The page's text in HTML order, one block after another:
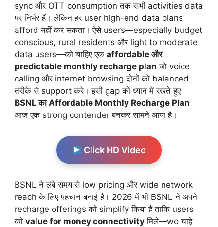
sync और OTT consumption तक सभी activities data
पर निर्भर हैं। लेकिन हर user high-end data plans
afford नहीं कर सकता। ऐसे users—especially budget
conscious, rural residents और light to moderate
data users—को चाहिए एक affordable और
predictable monthly recharge plan जो voice
calling और internet browsing दोनों को balanced
तरीके से support करे। इसी gap को ध्यान में रखते हुए
BSNL का Affordable Monthly Recharge Plan
आज एक strong contender बनकर सामने आया है।
Click HD Video
BSNL ने लंबे समय से low pricing और wide network
reach के लिए पहचान बनाई है। 2026 में भी BSNL ने अपने
recharge offerings को simplify किया है ताकि users
को value for money connectivity मिले—wo चाहे